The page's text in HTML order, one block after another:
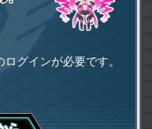
グインが必要です。